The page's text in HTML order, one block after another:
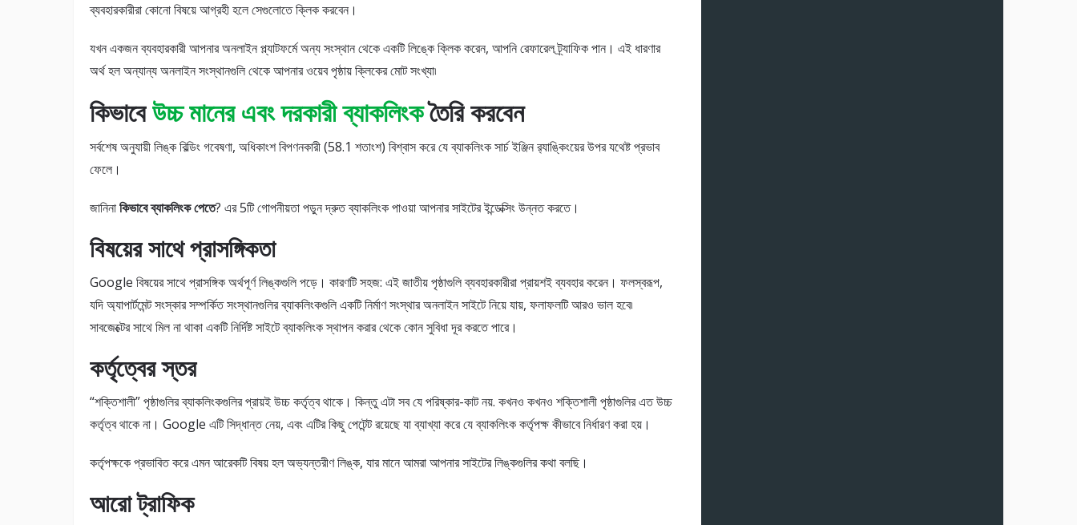
ব্যবহারকারীরা কোনো বিষয়ে আগ্রহী হলে সেগুলোতে ক্লিক করবেন।
যখন একজন ব্যবহারকারী আপনার অনলাইন প্ল্যাটফর্মে অন্য সংস্থান থেকে একটি লিঙ্কে ক্লিক করেন, আপনি রেফারেল ট্র্যাফিক পান। এই ধারণার
অর্থ হল অন্যান্য অনলাইন সংস্থানগুলি থেকে আপনার ওয়েব পৃষ্ঠায় ক্লিকের মোট সংখ্যা৷
কিভাবেউচ্চ মানের এবং দরকারী ব্যাকলিংকতৈরি করবেন
সর্বশেষ অনুযায়ী লিঙ্ক বিল্ডিং গবেষণা, অধিকাংশ বিপণনকারী (58.1 শতাংশ) বিশ্বাস করে যে ব্যাকলিংক সার্চ ইঞ্জিন র‌্যাঙ্কিংয়ের উপর যথেষ্ট প্রভাব
ফেলে।
জানিনাকিভাবে ব্যাকলিংক পেতে? এর 5টি গোপনীয়তা পড়ুন দ্রুত ব্যাকলিংক পাওয়া আপনার সাইটের ইন্ডেক্সিং উন্নত করতে।
বিষয়ের সাথে প্রাসঙ্গিকতা
Google বিষয়ের সাথে প্রাসঙ্গিক অর্থপূর্ণ লিঙ্কগুলি পড়ে। কারণটি সহজ: এই জাতীয় পৃষ্ঠাগুলি ব্যবহারকারীরা প্রায়শই ব্যবহার করেন। ফলস্বরূপ,
যদি অ্যাপার্টমেন্ট সংস্কার সম্পর্কিত সংস্থানগুলির ব্যাকলিংকগুলি একটি নির্মাণ সংস্থার অনলাইন সাইটে নিয়ে যায়, ফলাফলটি আরও ভাল হবে৷
সাবজেক্টের সাথে মিল না থাকা একটি নির্দিষ্ট সাইটে ব্যাকলিংক স্থাপন করার থেকে কোন সুবিধা দূর করতে পারে।
কর্তৃত্বের স্তর
“শক্তিশালী” পৃষ্ঠাগুলির ব্যাকলিংকগুলির প্রায়ই উচ্চ কর্তৃত্ব থাকে। কিন্তু এটা সব যে পরিষ্কার-কাট নয়. কখনও কখনও শক্তিশালী পৃষ্ঠাগুলির এত উচ্চ
কর্তৃত্ব থাকে না। Google এটি সিদ্ধান্ত নেয়, এবং এটির কিছু পেটেন্ট রয়েছে যা ব্যাখ্যা করে যে ব্যাকলিংক কর্তৃপক্ষ কীভাবে নির্ধারণ করা হয়।
কর্তৃপক্ষকে প্রভাবিত করে এমন আরেকটি বিষয় হল অভ্যন্তরীণ লিঙ্ক, যার মানে আমরা আপনার সাইটের লিঙ্কগুলির কথা বলছি।
আরো ট্রাফিক